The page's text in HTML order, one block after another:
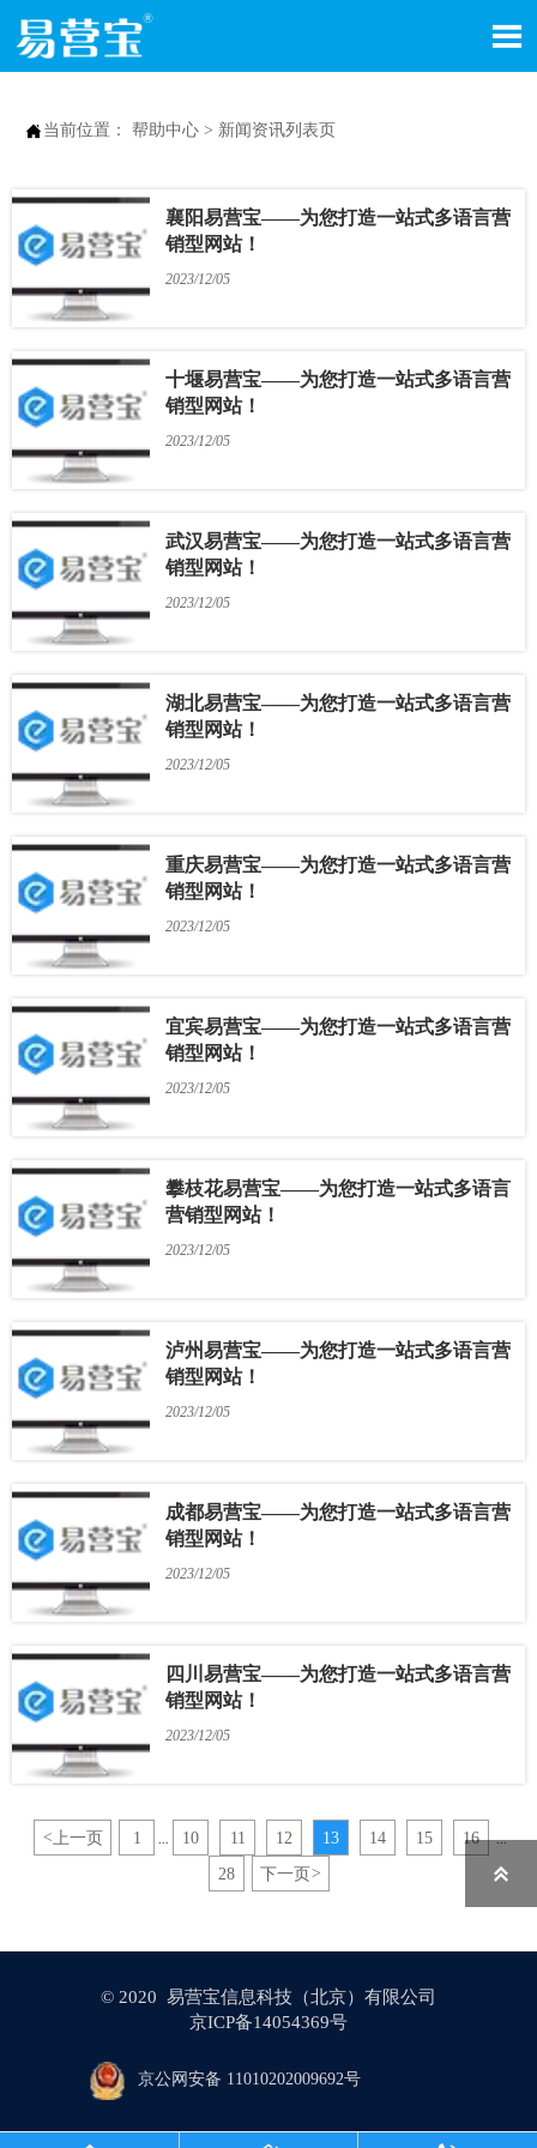

 当前位置： 帮助中心 > 新闻资讯列表页
襄阳易营宝——为您打造一站式多语言营
销型网站！
2023/12/05
十堰易营宝——为您打造一站式多语言营
销型网站！
2023/12/05
武汉易营宝——为您打造一站式多语言营
销型网站！
2023/12/05
湖北易营宝——为您打造一站式多语言营
销型网站！
2023/12/05
重庆易营宝——为您打造一站式多语言营
销型网站！
2023/12/05
宜宾易营宝——为您打造一站式多语言营
销型网站！
2023/12/05
攀枝花易营宝——为您打造一站式多语言
营销型网站！
2023/12/05
泸州易营宝——为您打造一站式多语言营
销型网站！
2023/12/05
成都易营宝——为您打造一站式多语言营
销型网站！
2023/12/05
四川易营宝——为您打造一站式多语言营
销型网站！
2023/12/05
<上一页 1 ... 10 11 12 13 14 15 16 ...
28 下一页 >
© 2020 易营宝信息科技（北京）有限公司
京ICP备14054369号
京公网安备 11010202009692号
